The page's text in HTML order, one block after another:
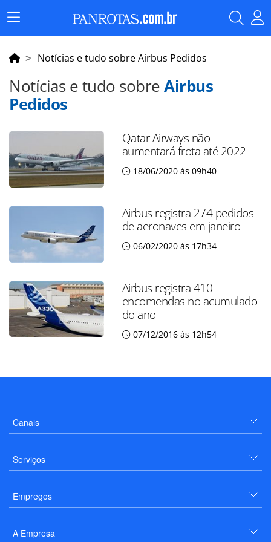
Menu
Principal
Notícias e tudo sobre Airbus Pedidos
Notícias e tudo sobreAirbus
Pedidos
Qatar Airways não
aumentará frota até 2022
18/06/2020 às 09h40
Airbus registra 274 pedidos
de aeronaves em janeiro
06/02/2020 às 17h34
Airbus registra 410
encomendas no acumulado
do ano
07/12/2016 às 12h54
Canais
Serviços
Empregos
A Empresa